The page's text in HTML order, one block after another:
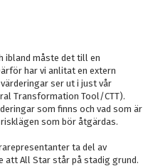
ibland måste det till en
har vi anlitat en extern
ser ut i just vår
Transformation Tool/CTT).
som finns och vad som är
som bör åtgärdas.
ta del av
att All Star står på stadig grund.